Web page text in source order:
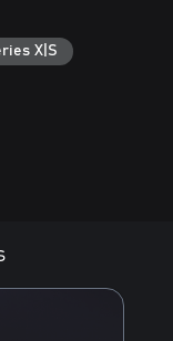
con todas las
música y
nivel y dar vida
y la gloria al
X|S